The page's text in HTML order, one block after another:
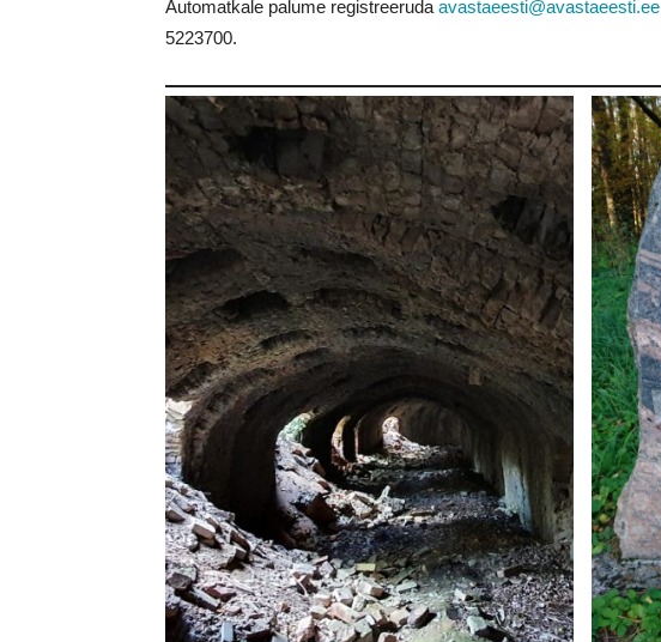
Automatkale palume registreeruda avastaeesti@avastaeesti.ee
5223700.